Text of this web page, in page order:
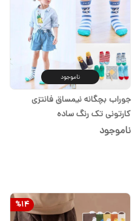
ناموجود
جوراب بچگانه نیمساق فانتزی
کارتونی تک رنگ ساده
ناموجود
%14